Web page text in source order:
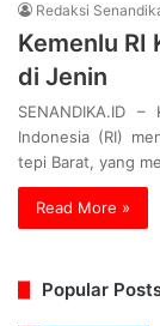
Redaksi
Kemenlu RI
di Jenin
SENANDIKA.ID
Indonesia (RI)
tepi Barat, yang
Read More »
Popular